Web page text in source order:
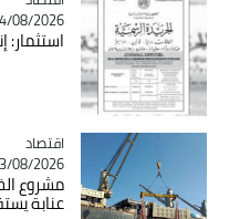
04/08/2026 - 17:31
استثمار:
Catégorie
اقتصاد
03/08/2026 - 22:31
مشروع
عنابة